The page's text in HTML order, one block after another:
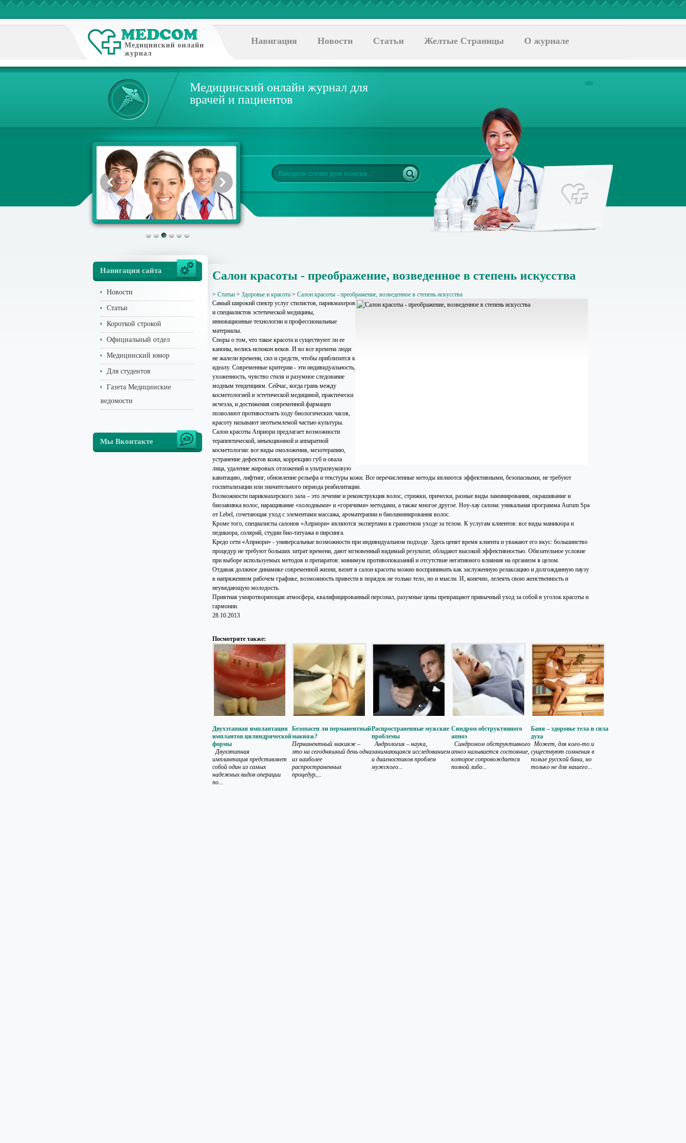
Медицинский онлайн
журнал
Навигация Новости Статьи Желтые Страницы О журнале
Медицинский онлайн журнал для
врачей и пациентов
Навигация сайта
Новости
Статьи
Короткой строкой
Официальный отдел
Медицинский юмор
Для студентов
Газета Медицинские
ведомости
Мы Вконтакте
Салон красоты - преображение, возведенное в степень искусства
> Статьи > Здоровье и красота > Салон красоты - преображение, возведенное в степень искусства
Самый широкий спектр услуг стилистов, парикмахеров
и специалистов эстетической медицины,
инновационные технологии и профессиональные
материалы.
Споры о том, что такое красота и существуют ли ее
каноны, велись испокон веков. И во все времена люди
не жалели времени, сил и средств, чтобы приблизится к
идеалу. Современные критерии - эти индивидуальность,
ухоженность, чувство стиля и разумное следование
модным тенденциям. Сейчас, когда грань между
косметологией и эстетической медициной, практически
исчезла, и достижения современной фармацеи
позволяют противостоять ходу биологических часов,
красоту называют неотъемлемой частью культуры.
Салон красоты Априори предлагает возможности
терапевтической, инъекционной и аппаратной
косметологии: все виды омоложения, мезотерапию,
устранение дефектов кожи, коррекцию губ и овала
лица, удаление жировых отложений и ультразвуковую
кавитацию, лифтинг, обновление рельефа и текстуры кожи. Все перечисленные методы являются эффективными, безопасными, не требуют
госпитализации или значительного периода реабилитации.
Возможности парикмахерского зала – это лечение и реконструкция волос, стрижки, прически, разные виды ламинирования, окрашивание и
биозавивка волос, наращивание «холодными» и «горячими» методами, а также многое другое. Ноу-хау салона: уникальная программа Aurum Spa
от Lebel, сочетающая уход с элементами массажа, ароматерапии и биоламинирования волос.
Кроме того, специалисты салонов «Априори» являются экспертами в грамотном уходе за телом. К услугам клиентов: все виды маникюра и
педикюра, солярий, студии био-татуажа и пирсинга.
Кредо сети «Априори» - универсальные возможности при индивидуальном подходе. Здесь ценят время клиента и уважают его вкус: большинство
процедур не требуют больших затрат времени, дают мгновенный видимый результат, обладают высокой эффективностью. Обязательное условие
при выборе используемых методов и препаратов: минимум противопоказаний и отсутствие негативного влияния на организм в целом.
Отдавая должное динамике современной жизни, визит в салон красоты можно воспринимать как заслуженную релаксацию и долгожданную паузу
в напряженном рабочем графике, возможность привести в порядок не только тело, но и мысли. И, конечно, лелеять свою женственность и
неувядающую молодость.
Приятная умиротворяющая атмосфера, квалифицированный персонал, разумные цены превращают привычный уход за собой в уголок красоты и
гармонии.
28.10.2013
Посмотрите также:
Двухэтапная имплантация
имплантов цилиндрической
формы
Двухэтапная
имплантация представляет
собой один из самых
надежных видов операции
по...
Безопасен ли перманентный
макияж?
Перманентный макияж –
это на сегодняшний день одна
из наиболее
распространенных
процедур,...
Распространенные мужские
проблемы
Андрология – наука,
занимающаяся исследованием
и диагностиков проблем
мужского...
Синдром обструктивного
апноэ
Синдромом обструктивного
апноэ называется состояние,
которое сопровождается
полной либо...
Баня – здоровье тела и сила
духа
Может, для кого-то и
существуют сомнения в
пользе русской бани, но
только не для нашего...